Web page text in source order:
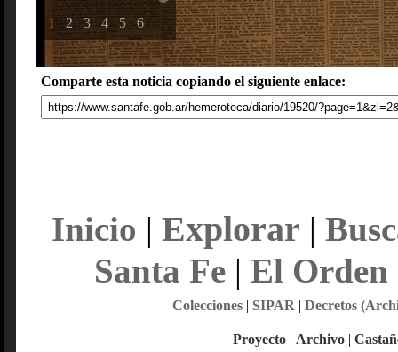
1 2 3 4 5 6
Comparte esta noticia copiando el siguiente enlace:
Inicio | Explorar |
Santa Fe| El Orden
Colecciones| SIPAR | Decretos
Proyecto | Archivo |